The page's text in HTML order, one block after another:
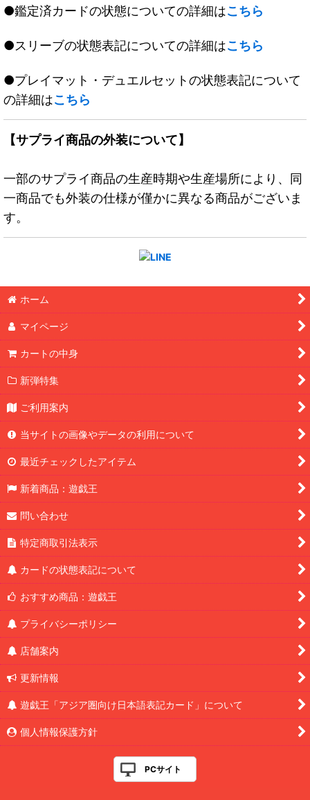
●鑑定済カードの状態についての詳細はこちら
●スリーブの状態表記についての詳細はこちら
●プレイマット・デュエルセットの状態表記について
の詳細はこちら
【サプライ商品の外装について】
一部のサプライ商品の生産時期や生産場所により、同
一商品でも外装の仕様が僅かに異なる商品がございま
す。
ホーム
マイページ
カートの中身
新弾特集
ご利用案内
当サイトの画像やデータの利用について
最近チェックしたアイテム
新着商品：遊戯王
問い合わせ
特定商取引法表示
カードの状態表記について
おすすめ商品：遊戯王
プライバシーポリシー
店舗案内
更新情報
遊戯王「アジア圏向け日本語表記カード」について
個人情報保護方針
PCサイト